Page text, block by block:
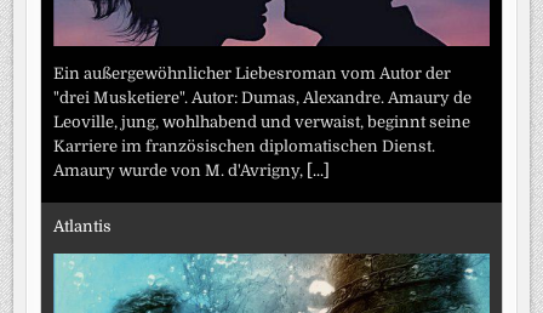
Ein außergewöhnlicher Liebesroman vom Autor der
"drei Musketiere". Autor: Dumas, Alexandre. Amaury de
Leoville, jung, wohlhabend und verwaist, beginnt seine
Karriere im französischen diplomatischen Dienst.
Amaury wurde von M. d'Avrigny, [...]
Atlantis